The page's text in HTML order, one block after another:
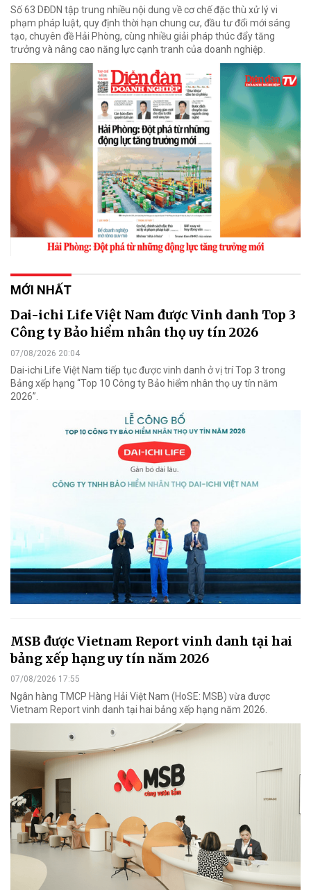
Số 63 DĐDN tập trung nhiều nội dung về cơ chế đặc thù xử lý vi
phạm pháp luật, quy định thời hạn chung cư, đầu tư đổi mới sáng
tạo, chuyên đề Hải Phòng, cùng nhiều giải pháp thúc đẩy tăng
trưởng và nâng cao năng lực cạnh tranh của doanh nghiệp.
MỚI NHẤT
Dai-ichi Life Việt Nam được Vinh danh Top 3
Công ty Bảo hiểm nhân thọ uy tín 2026
07/08/2026 20:04
Dai-ichi Life Việt Nam tiếp tục được vinh danh ở vị trí Top 3 trong
Bảng xếp hạng “Top 10 Công ty Bảo hiểm nhân thọ uy tín năm
2026”.
MSB được Vietnam Report vinh danh tại hai
bảng xếp hạng uy tín năm 2026
07/08/2026 17:55
Ngân hàng TMCP Hàng Hải Việt Nam (HoSE: MSB) vừa được
Vietnam Report vinh danh tại hai bảng xếp hạng năm 2026.